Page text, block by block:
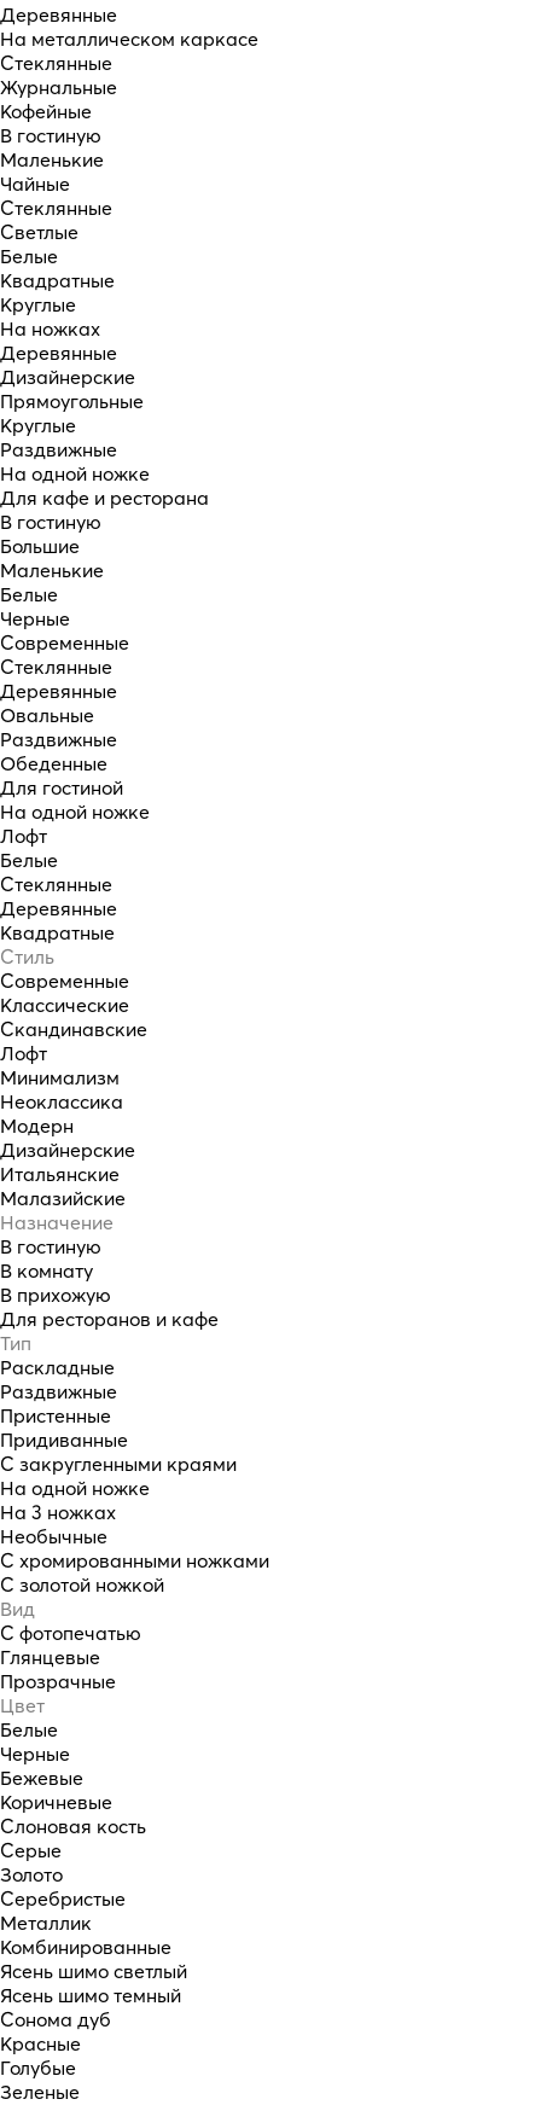
Деревянные
На металлическом каркасе
Стеклянные
Журнальные
Кофейные
В гостиную
Маленькие
Чайные
Стеклянные
Светлые
Белые
Квадратные
Круглые
На ножках
Деревянные
Дизайнерские
Прямоугольные
Круглые
Раздвижные
На одной ножке
Для кафе и ресторана
В гостиную
Большие
Маленькие
Белые
Черные
Современные
Стеклянные
Деревянные
Овальные
Раздвижные
Обеденные
Для гостиной
На одной ножке
Лофт
Белые
Стеклянные
Деревянные
Квадратные
Стиль
Современные
Классические
Скандинавские
Лофт
Минимализм
Неоклассика
Модерн
Дизайнерские
Итальянские
Малазийские
Назначение
В гостиную
В комнату
В прихожую
Для ресторанов и кафе
Тип
Раскладные
Раздвижные
Пристенные
Придиванные
С закругленными краями
На одной ножке
На 3 ножках
Необычные
С хромированными ножками
С золотой ножкой
Вид
С фотопечатью
Глянцевые
Прозрачные
Цвет
Белые
Черные
Бежевые
Коричневые
Слоновая кость
Серые
Золото
Серебристые
Металлик
Комбинированные
Ясень шимо светлый
Ясень шимо темный
Сонома дуб
Красные
Голубые
Зеленые